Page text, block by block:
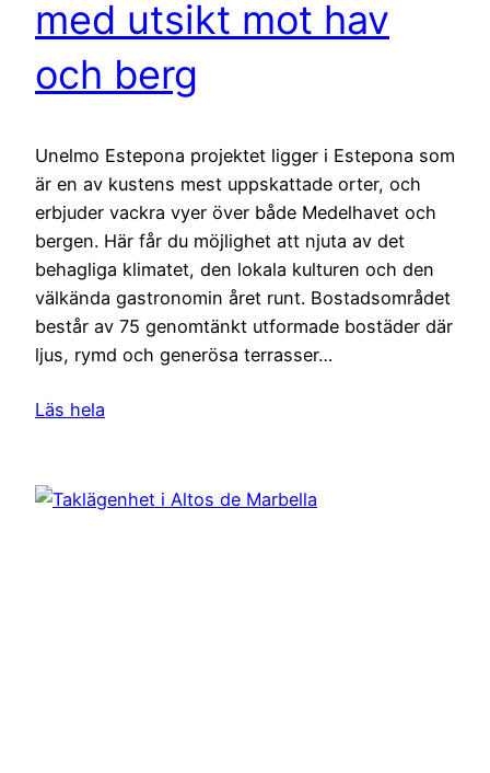
med utsikt mot hav
och berg
Unelmo Estepona projektet ligger i Estepona som
är en av kustens mest uppskattade orter, och
erbjuder vackra vyer över både Medelhavet och
bergen. Här får du möjlighet att njuta av det
behagliga klimatet, den lokala kulturen och den
välkända gastronomin året runt. Bostadsområdet
består av 75 genomtänkt utformade bostäder där
ljus, rymd och generösa terrasser…
Läs hela